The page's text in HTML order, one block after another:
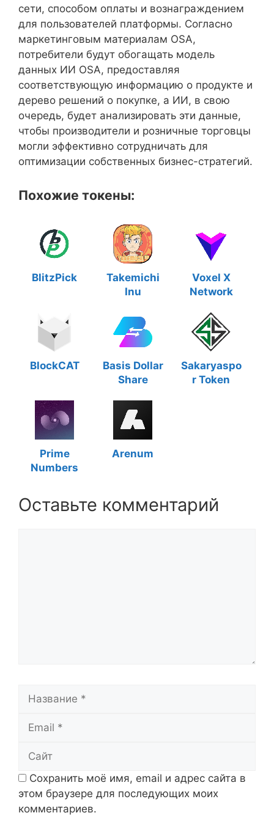
сети, способом оплаты и вознаграждением
для пользователей платформы. Согласно
маркетинговым материалам OSA,
потребители будут обогащать модель
данных ИИ OSA, предоставляя
соответствующую информацию о продукте и
дерево решений о покупке, а ИИ, в свою
очередь, будет анализировать эти данные,
чтобы производители и розничные торговцы
могли эффективно сотрудничать для
оптимизации собственных бизнес-стратегий.
Похожие токены:
BlitzPick
Takemichi
Inu
Voxel X
Network
BlockCAT
Basis Dollar
Share
Sakaryaspo
r Token
Prime
Numbers
Arenum
Оставьте комментарий
Сохранить моё имя, email и адрес сайта в
этом браузере для последующих моих
комментариев.